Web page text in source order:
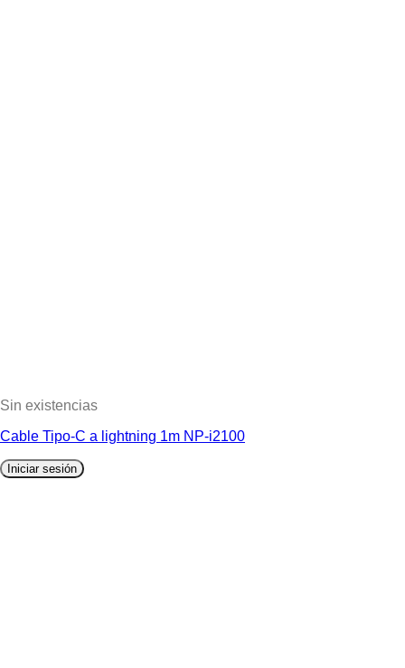
Sin existencias
Cable Tipo-C a lightning 1m NP-i2100
Iniciar sesión